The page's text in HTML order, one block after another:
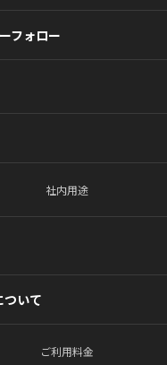
フォロー
社内用途
ついて
ご利用料金